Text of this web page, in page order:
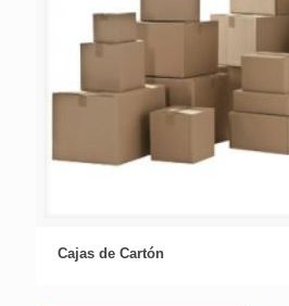
Cajas de Cartón